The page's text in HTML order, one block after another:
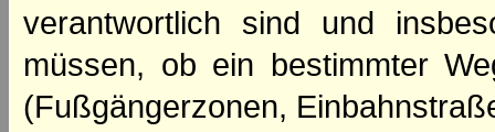
verantwortlich sind und
müssen, ob ein bestimmter
(Fußgängerzonen,